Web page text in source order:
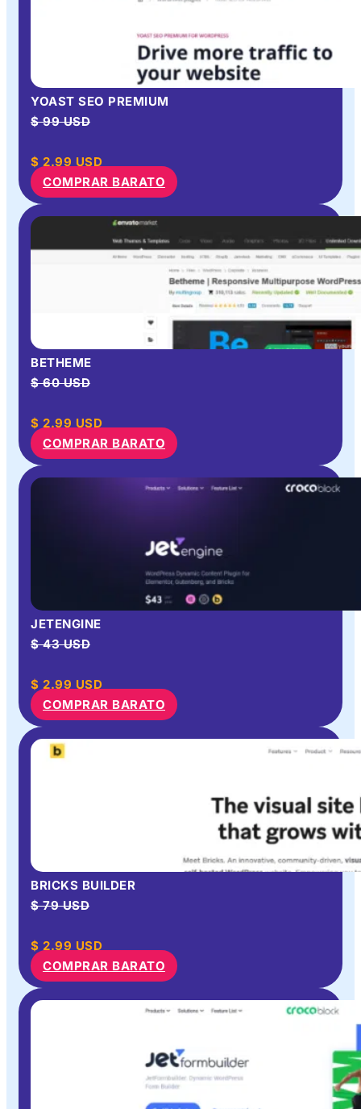
YOAST SEO PREMIUM
$ 99 USD
$ 2.99 USD
COMPRAR BARATO
BETHEME
$ 60 USD
$ 2.99 USD
COMPRAR BARATO
JETENGINE
$ 43 USD
$ 2.99 USD
COMPRAR BARATO
BRICKS BUILDER
$ 79 USD
$ 2.99 USD
COMPRAR BARATO